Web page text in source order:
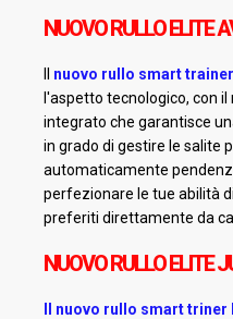
NUOVO RULLO ELITE
nuovo rullo smart
l'aspetto tecnologico, con
integrato che garantisce
in grado di gestire le salite
automaticamente
perfezionare le tue abilità
preferiti direttamente da
NUOVO RULLO ELITE
Il nuovo rullo smart triner